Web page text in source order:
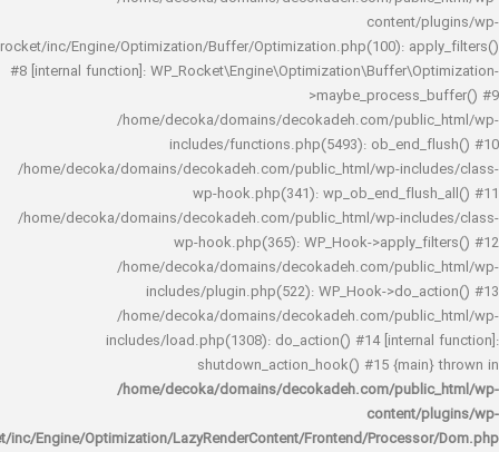
rocket/inc/Engine/Optimization/Buffer/Optimization.php(100):
#8 [internal function]:
/home/decoka/domains/decokadeh.com/
includes/functions.php(5493):
/home/decoka/domains/decokadeh.com/public_html/wp-
wp-hook.php(341):
/home/decoka/domains/decokadeh.com/public_html/wp-
wp-hook.php(365): WP_Hook-
/home/decoka/domains/decokadeh.com/
includes/plugin.php(522): WP_Hook-
/home/decoka/domains/decokadeh.com/
includes/load.php(1308): do_action() #14
shutdown_action_hook() #15
/home/decoka/domains/decokadeh.com/
rocket/inc/Engine/Optimization/LazyRenderContent/Frontend/